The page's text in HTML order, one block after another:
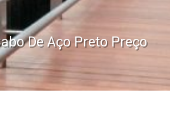
De Aço Preto Preço